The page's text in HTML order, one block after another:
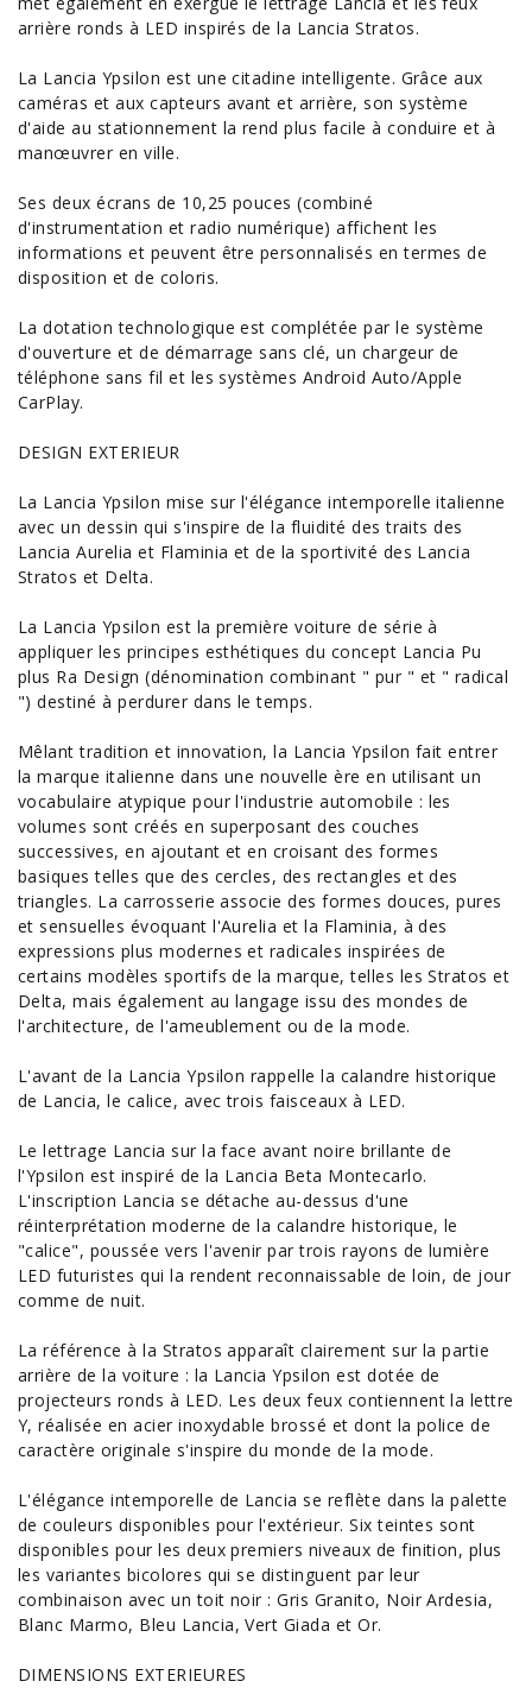
arrière ronds à LED inspirés de la Lancia Stratos.
La Lancia Ypsilon est unecitadine intelligente. Grâce aux
caméras et aux capteurs avant et arrière, son système
d'aide au stationnement la rend plus facile à conduire et à
manœuvrer en ville.
Ses deux écrans de 10,25 pouces (combiné
d'instrumentation et radio numérique) affichent les
informations et peuvent être personnalisés en termes de
disposition et de coloris.
La dotation technologique est complétée par le système
d'ouverture et de démarrage sans clé, un chargeur de
téléphone sans fil et les systèmes Android Auto/Apple
CarPlay.
DESIGN EXTERIEUR
La Lancia Ypsilon mise sur l'élégance intemporelle italienne
avec un dessin qui s'inspire de la fluidité des traits des
Lancia Aurelia et Flaminia et de la sportivité des Lancia
Stratos et Delta.
La Lancia Ypsilon est la première voiture de série à
appliquer les principes esthétiques du concept Lancia Pu
plus Ra Design (dénomination combinant " pur " et " radical
") destiné à perdurer dans le temps.
Mêlant tradition et innovation, la Lancia Ypsilon fait entrer
la marque italienne dans une nouvelle ère en utilisant un
vocabulaire atypique pour l'industrieautomobile : les
volumes sont créés en superposant des couches
successives, en ajoutant et en croisant des formes
basiques telles que des cercles, des rectangles et des
triangles. La carrosserie associe des formes douces, pures
et sensuelles évoquant l'Aurelia et la Flaminia, à des
expressions plus modernes et radicales inspirées de
certains modèles sportifs de la marque, telles les Stratos et
Delta, mais également au langage issu des mondes de
l'architecture, de l'ameublement ou de la mode.
L'avant de la Lancia Ypsilon rappelle la calandre historique
de Lancia, le calice, avec trois faisceaux à LED.
Le lettrage Lancia sur la face avant noire brillante de
l'Ypsilon est inspiré de la Lancia Beta Montecarlo.
L'inscription Lancia se détache au-dessus d'une
réinterprétation moderne de la calandre historique, le
"calice", poussée vers l'avenir par trois rayons de lumière
LED futuristes qui la rendent reconnaissable de loin, de jour
comme de nuit.
La référence à la Stratos apparaît clairement sur la partie
arrière de la voiture : la Lancia Ypsilon est dotée de
projecteurs ronds à LED. Les deux feux contiennent la lettre
Y, réalisée en acier inoxydable brossé et dont la police de
caractère originale s'inspire du monde de la mode.
L'élégance intemporelle de Lancia se reflète dans la palette
de couleurs disponibles pour l'extérieur. Six teintes sont
disponibles pour les deux premiers niveaux de finition, plus
les variantes bicolores qui se distinguent par leur
combinaison avec un toit noir : Gris Granito, Noir Ardesia,
Blanc Marmo, Bleu Lancia, Vert Giada et Or.
DIMENSIONS EXTERIEURES